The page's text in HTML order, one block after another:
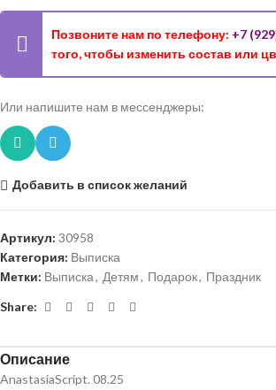
Позвоните нам по телефону: +7
того, чтобы изменить состав или
Или напишите нам в мессенджеры:
Добавить в список желаний
Артикул: 30958
Категория: Выписка
Метки: Выписка, Детям, Подарок, Праздник
Share:
Описание
AnastasiaScript. 08.25